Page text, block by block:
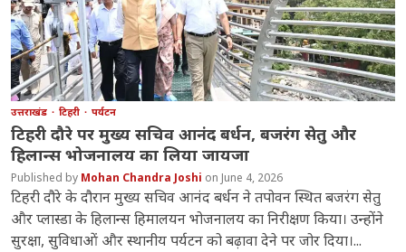
उत्तराखंड टिहरी पर्यटन
टिहरी दौरे पर मुख्य सचिव आनंद बर्धन, बजरंग सेतु और
हिलान्स भोजनालय का लिया जायजा
Mohan Chandra Joshi June 4, 2026
टिहरी दौरे के दौरान मुख्य सचिव आनंद बर्धन ने तपोवन स्थित बजरंग सेतु
और प्लास्डा के हिलान्स हिमालयन भोजनालय का निरीक्षण किया। उन्होंने
सुरक्षा, सुविधाओं और स्थानीय पर्यटन को बढ़ावा देने पर जोर दिया।...